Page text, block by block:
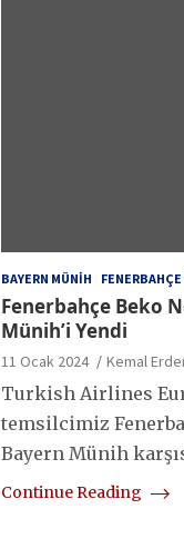
BAYERN MÜNIH
Fenerbahçe Beko
Münih’i Yendi
11 Ocak 2024 Kemal
Turkish Airlines
temsilcimiz
Bayern Münih
Continue Reading